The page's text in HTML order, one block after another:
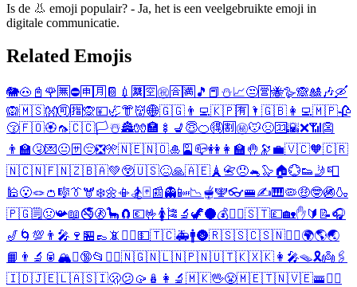
Is de 👃 emoji populair? - Ja, het is een veelgebruikte emoji in
digitale communicatie.
Related Emojis
🐘🐽 📓 🌹 🈚⛔ 🈸 🈷️ 📔 💉 🈲 🈳 ㊗️🈴 🈵 🎵 📕 ⛄📈😒🈺🐝🪿🙈🎎 🎶🛶
🙉🇲🇸👐🉑🈯🙊💴🦏👘👹🌐🇬🇬 👨‍💻🇰🇵🈶 🌂 🇬🇧 👩‍💻🇲🇵🥀
😚🇫🇴🏵️🦟🇨🇨🏳️☃️🏯🧤🏣 🍢 💺 😇🍊🉐🈹 ㊙️🐭😣🈁🌇❌📶 👺
👨‍🏫🤧💌😐 🈂️ 😔❎🎌🇳🇪🇳🇴🎍 🎴 📪👭 👩‍🏫 🤚 🔭 💼🇻🇨🧡🇨🇷
🇳🇨🇳🇫🇳🇿🇧🇦💚😲🇺🇸😖🙏🇦🇪 🗼 📇😞🐁🦭🏠💮👟🤳 📮
🕌😮🪢👛 🎼👔🫎❄️🌼📳🏂🃏 📰👻📴📉🫕🕎👓🚝✍️🎹🦠🤑🤓🚳🍶
🇵🇬🗒️🤢📯📖🚭🚷🦕 🧲 💶🤟🚺 🎏 🔬 🦖🌑💰🏄‍♂️🇸🇹💷🏡✋🔰 📝🎧
🎷 🌀 💯 👨‍🎤 🍷 🏪 👞 📵 🏄‍♀️💵🇹🇨🚑🚹🌚🇷🇸🇸🇨🇸🇳🙅‍♂️🌍🌎🌏
📙 👨‍🔬 🥫 🏔️✊🔞📂 🙅‍♀️🇳🇬🇳🇱🇳🇵🇳🇺🇹🇰🇽🇰 👩‍🎤🪤🎗️👼 🖇️
🇮🇩🇯🇪🇱🇦🇸🇮🫢😕🥠 🪆 👩‍🔬 🇲🇰🖖😤🇲🇪🇹🇳🇻🇪🚟 🦸‍♀️